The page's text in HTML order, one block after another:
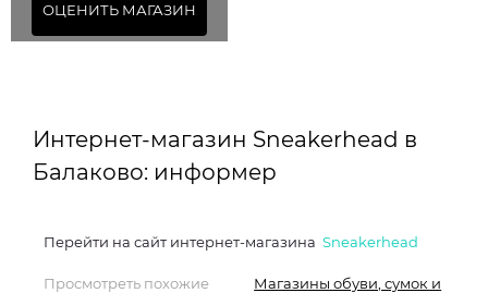
ОЦЕНИТЬ МАГАЗИН
Интернет-магазин Sneakerhead в
Балаково: информер
Перейти на сайт интернет-магазина Sneakerhead
Просмотреть похожие
Магазины обуви, сумок и